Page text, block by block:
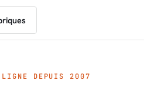
DEPUIS 2007